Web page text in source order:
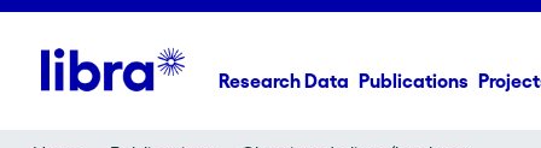
Research Data Publications